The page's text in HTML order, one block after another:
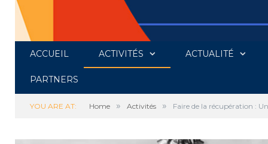
ACCUEIL ACTIVITÉS ACTUALITÉ
PARTNERS
YOU ARE AT: Home » Activités » Faire de la récupération :